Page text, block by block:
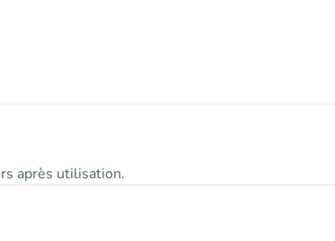
après utilisation.